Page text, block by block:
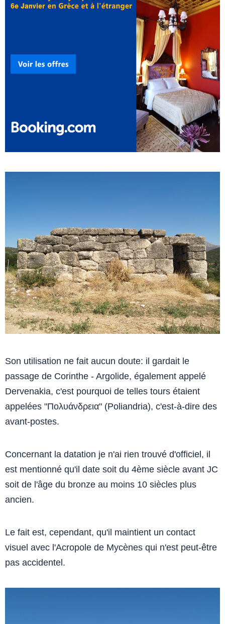
Son utilisation ne fait aucun doute: il gardait le
passage de Corinthe - Argolide, également appelé
Dervenakia, c'est pourquoi de telles tours étaient
appelées "Πολυάνδρεια" (Poliandria), c'est-à-dire des
avant-postes.
Concernant la datation je n'ai rien trouvé d'officiel, il
est mentionné qu'il date soit du 4ème siècle avant JC
soit de l'âge du bronze au moins 10 siècles plus
ancien.
Le fait est, cependant, qu'il maintient un contact
visuel avec l'Acropole de Mycènes qui n'est peut-être
pas accidentel.